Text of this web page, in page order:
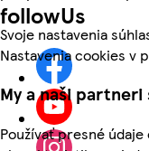
Svoje nastavenia
Nastavenia cookies v
My a naši
Používať presné
followUs